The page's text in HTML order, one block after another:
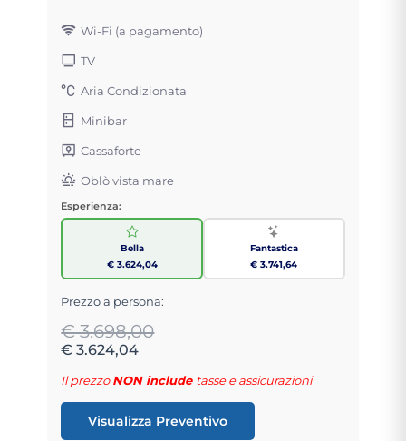
Wi-Fi (a pagamento)
TV
Aria Condizionata
Minibar
Cassaforte
Oblò vista mare
Esperienza:
Bella
€ 3.624,04
Fantastica
€ 3.741,64
Prezzo a persona:
€ 3.698,00
€ 3.624,04
Il prezzoNON include tasse e assicurazioni
Visualizza Preventivo